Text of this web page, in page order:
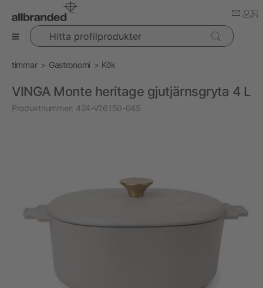
Hitta profilprodukter
timmar Gastronomi Kök
VINGA Monte heritage gjutjärnsgryta 4 L
Produktnummer: 424-V26150-045